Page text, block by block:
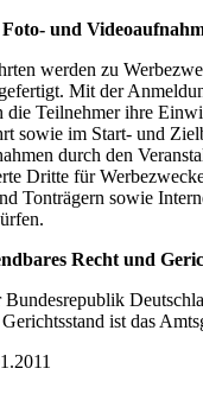
Foto- und
werden zu
Mit der
die Teilnehmer ihre
sowie im Start- und
durch den
Dritte für
Tonträgern sowie
Recht und
ist das